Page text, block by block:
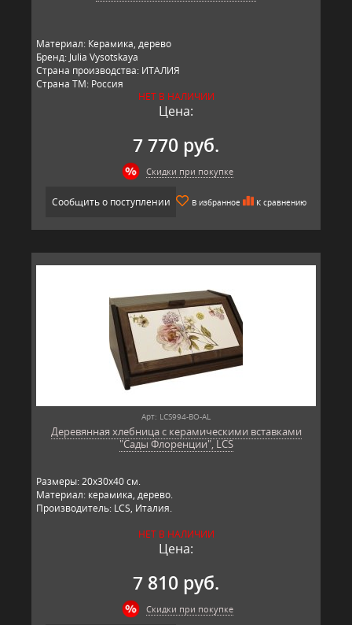
Материал: Керамика, дерево
Бренд: Julia Vysotskaya
Страна производства: ИТАЛИЯ
Страна ТМ: Россия
НЕТ В НАЛИЧИИ
Цена:
7 770 руб.
Скидки при покупке
Сообщить о поступлении В избранное К сравнению
Арт: LCS994-BO-AL
Деревянная хлебница с керамическими вставками
"Сады Флоренции", LCS
Размеры: 20х30х40 см.
Материал: керамика, дерево.
Производитель: LCS, Италия.
НЕТ В НАЛИЧИИ
Цена:
7 810 руб.
Скидки при покупке